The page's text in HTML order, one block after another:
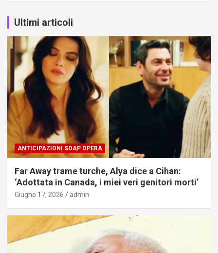
Ultimi articoli
ANTICIPAZIONI SOAP OPERA
Far Away trame turche, Alya dice a Cihan:
‘Adottata in Canada, i miei veri genitori morti’
Giugno 17, 2026 admin